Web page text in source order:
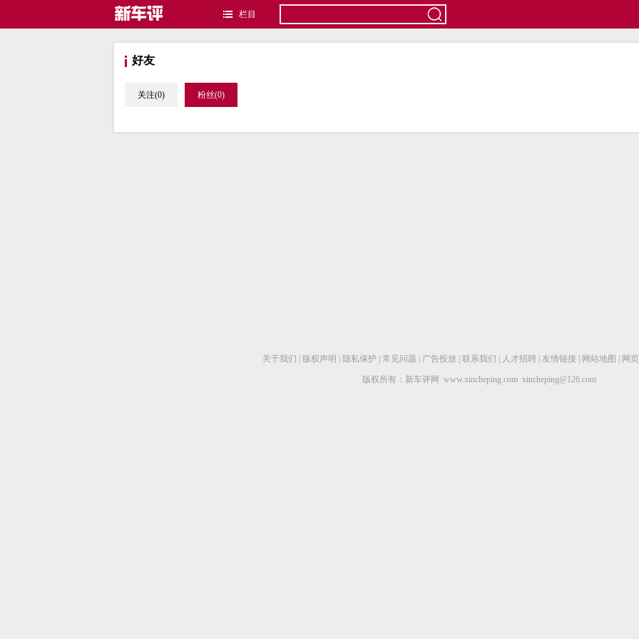
栏目
好友
关注(0) 粉丝(0)
关于我们 版权声明 隐私保护 常见问题 广告投放 联系我们 人才招聘 友情链接 网站地图 网
版权所有：新车评网 www.xincheping.com xincheping@126.com